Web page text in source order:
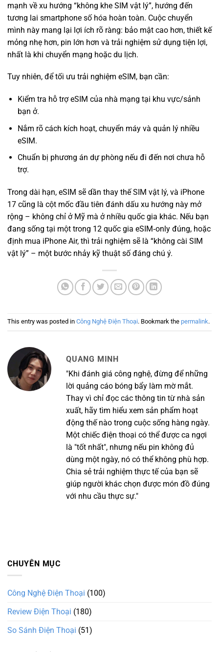
mạnh về xu hướng “không khe SIM vật lý”, hướng đến
tương lai smartphone số hóa hoàn toàn. Cuộc chuyển
mình này mang lại lợi ích rõ ràng: bảo mật cao hơn, thiết kế
mỏng nhẹ hơn, pin lớn hơn và trải nghiệm sử dụng tiện lợi,
nhất là khi chuyển mạng hoặc du lịch.
Tuy nhiên, để tối ưu trải nghiệm eSIM, bạn cần:
Kiểm tra hỗ trợ eSIM của nhà mạng tại khu vực/sảnh
bạn ở.
Nắm rõ cách kích hoạt, chuyển máy và quản lý nhiều
eSIM.
Chuẩn bị phương án dự phòng nếu đi đến nơi chưa hỗ
trợ.
Trong dài hạn, eSIM sẽ dần thay thế SIM vật lý, và iPhone
17 cũng là cột mốc đầu tiên đánh dấu xu hướng này mở
rộng – không chỉ ở Mỹ mà ở nhiều quốc gia khác. Nếu bạn
đang sống tại một trong 12 quốc gia eSIM‑only đúng, hoặc
định mua iPhone Air, thì trải nghiệm sẽ là “không cài SIM
vật lý” – một bước nhảy kỹ thuật số đáng chú ý.
This entry was posted in Công Nghệ Điện Thoại. Bookmark the permalink.
QUANG MINH
"Khi đánh giá công nghệ, đừng để những
lời quảng cáo bóng bẩy làm mờ mắt.
Thay vì chỉ đọc các thông tin từ nhà sản
xuất, hãy tìm hiểu xem sản phẩm hoạt
động thế nào trong cuộc sống hàng ngày.
Một chiếc điện thoại có thể được ca ngợi
là "tốt nhất", nhưng nếu pin không đủ
dùng một ngày, nó có thể không phù hợp.
Chia sẻ trải nghiệm thực tế của bạn sẽ
giúp người khác chọn được món đồ đúng
với nhu cầu thực sự."
CHUYÊN MỤC
Công Nghệ Điện Thoại (100)
Review Điện Thoại (180)
So Sánh Điện Thoại (51)